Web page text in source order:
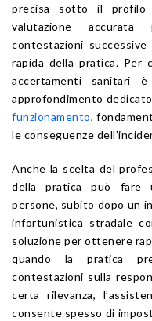
precisa sotto il profilo
valutazione
contestazioni
rapida della pratica. Per
accertamenti sanitari
approfondimento
funzionamento,
le conseguenze
Anche la scelta del
della pratica può fare
persone, subito dopo un
infortunistica stradale
soluzione per ottenere
quando la pratica
contestazioni sulla
certa rilevanza,
consente spesso di